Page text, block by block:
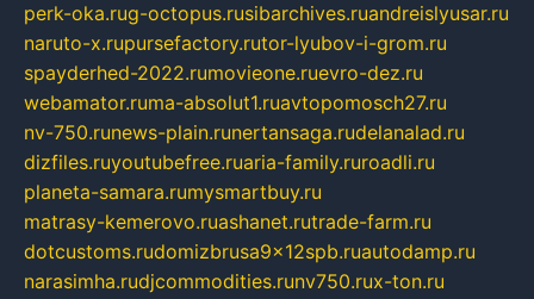
perk-oka.rug-octopus.rusibarchives.ruandreislyusar.ru
naruto-x.rupursefactory.rutor-lyubov-i-grom.ru
spayderhed-2022.rumovieone.ruevro-dez.ru
webamator.ruma-absolut1.ruavtopomosch27.ru
nv-750.runews-plain.runertansaga.rudelanalad.ru
dizfiles.ruyoutubefree.ruaria-family.ruroadli.ru
planeta-samara.rumysmartbuy.ru
matrasy-kemerovo.ruashanet.rutrade-farm.ru
dotcustoms.rudomizbrusa9x12spb.ruautodamp.ru
narasimha.rudjcommodities.runv750.rux-ton.ru